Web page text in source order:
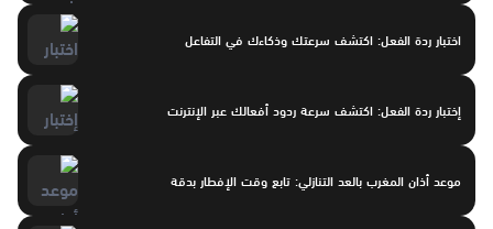
اختبار ردة الفعل: اكتشف سرعتك وذكاءك في التفاعل
إختبار ردة الفعل: اكتشف سرعة ردود أفعالك عبر الإنترنت
موعد أذان المغرب بالعد التنازلي: تابع وقت الإفطار بدقة